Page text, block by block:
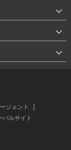
ジェント
バルサイト